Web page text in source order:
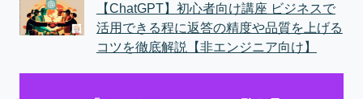
【ChatGPT】初心者向け講座 ビジネスで
活用できる程に返答の精度や品質を上げる
コツを徹底解説【非エンジニア向け】